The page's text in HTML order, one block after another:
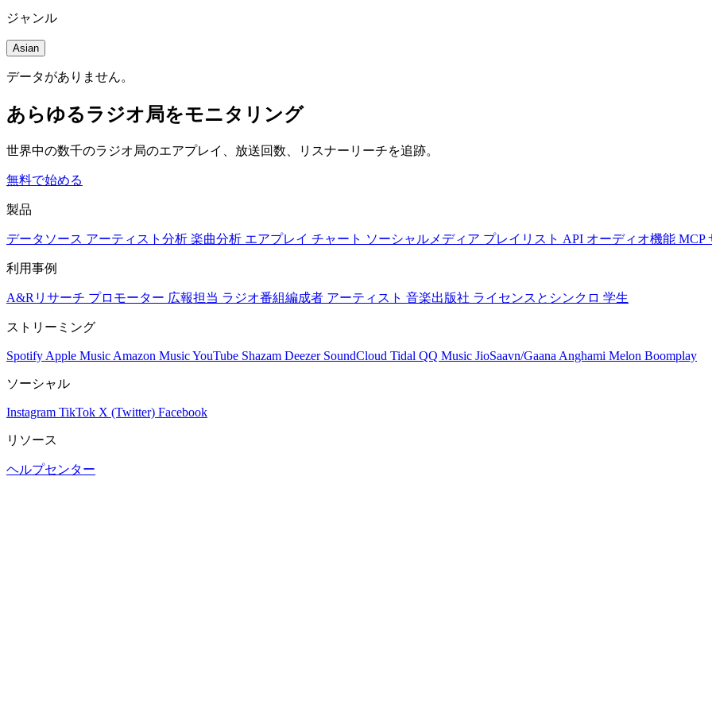
ジャンル
Asian
データがありません。
あらゆるラジオ局をモニタリング
世界中の数千のラジオ局のエアプレイ、放送回数、リスナーリーチを追跡。
無料で始める
製品
データソース アーティスト分析 楽曲分析 エアプレイ チャート ソーシャルメディア プレイリスト API オーディオ機能 MCP
利用事例
A&Rリサーチ プロモーター 広報担当 ラジオ番組編成者 アーティスト 音楽出版社 ライセンスとシンクロ 学生
ストリーミング
Spotify Apple Music Amazon MusicYouTube Shazam Deezer SoundCloud Tidal QQ Music JioSaavn/Gaana Anghami Melon Boomplay
ソーシャル
Instagram TikTok X (Twitter) Facebook
リソース
ヘルプセンター